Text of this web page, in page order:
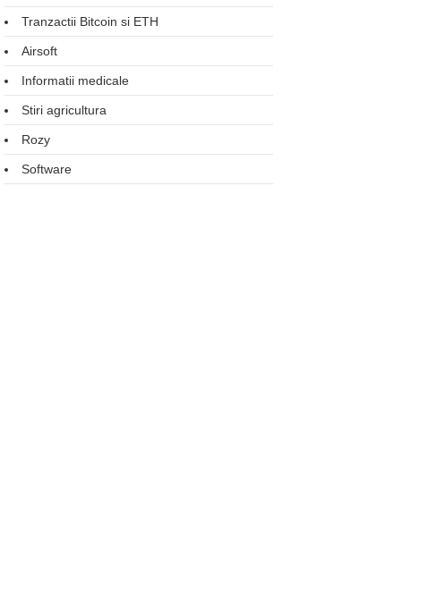
Tranzactii Bitcoin si ETH
Airsoft
Informatii medicale
Stiri agricultura
Rozy
Software